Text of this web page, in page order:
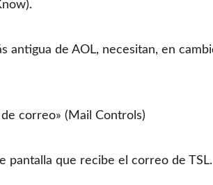
antigua de AOL, necesitan, en
correo» (Mail Controls)
pantalla que recibe el correo de TSL.